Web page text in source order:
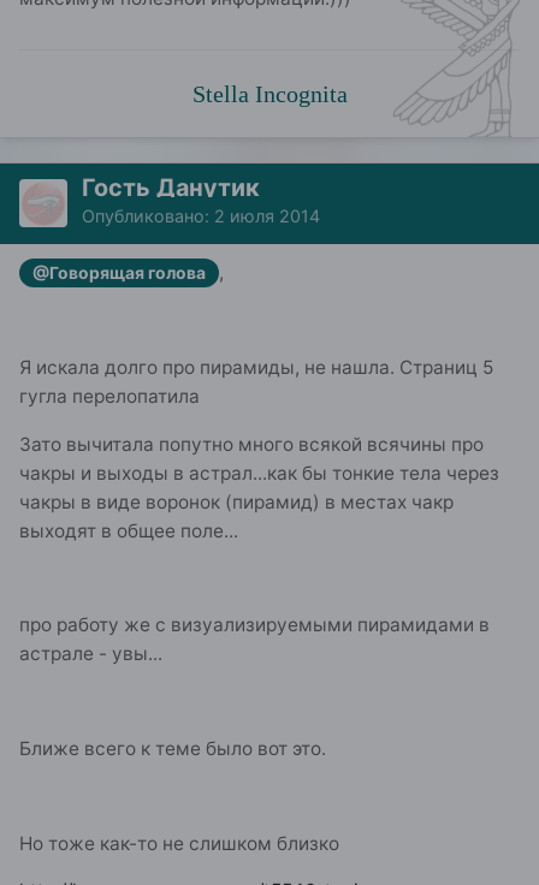
Stella Incognita
Гость Данутик
Опубликовано: 2 июля 2014
@Говорящая голова ,
Я искала долго про пирамиды, не нашла. Страниц 5
гугла перелопатила
Зато вычитала попутно много всякой всячины про
чакры и выходы в астрал...как бы тонкие тела через
чакры в виде воронок (пирамид) в местах чакр
выходят в общее поле...
про работу же с визуализируемыми пирамидами в
астрале - увы...
Ближе всего к теме было вот это.
Но тоже как-то не слишком близко